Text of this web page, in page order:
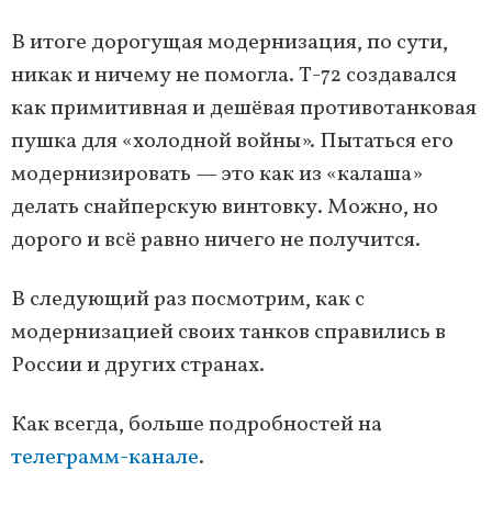
В итоге дорогущая модернизация, по сути,
никак и ничему не помогла. Т-72 создавался
как примитивная и дешёвая противотанковая
пушка для «холодной войны». Пытаться его
модернизировать — это как из «калаша»
делать снайперскую винтовку. Можно, но
дорого и всё равно ничего не получится.
В следующий раз посмотрим, как с
модернизацией своих танков справились в
России и других странах.
Как всегда, больше подробностей на
телеграмм-канале.